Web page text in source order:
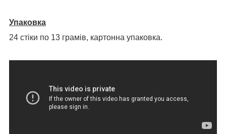
Упаковка
24 стіки по 13 грамів, картонна упаковка.